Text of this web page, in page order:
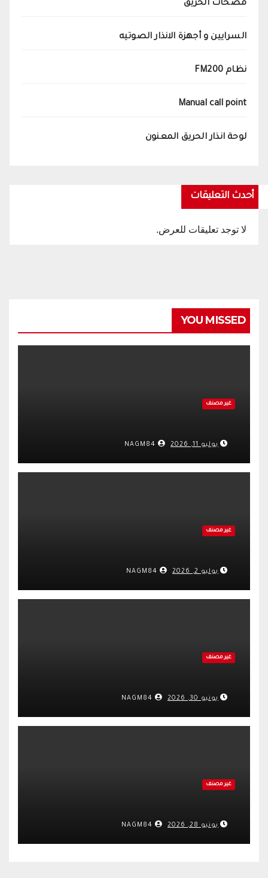
مضخات الحريق
السرايين و أجهزة الانذار الصوتيه
نظام FM200
Manual call point
لوحة انذار الحريق المعنون
أحدث التعليقات
لا توجد تعليقات للعرض.
YOU MISSED
غير مصنف
يوليو 11, 2026
غير مصنف
يوليو 2, 2026
غير مصنف
يونيو 30, 2026
غير مصنف
يونيو 28, 2026